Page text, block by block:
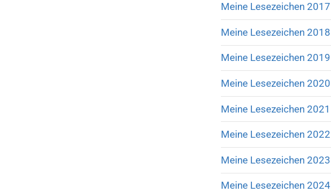
Meine Lesezeichen 2017
Meine Lesezeichen 2018
Meine Lesezeichen 2019
Meine Lesezeichen 2020
Meine Lesezeichen 2021
Meine Lesezeichen 2022
Meine Lesezeichen 2023
Meine Lesezeichen 2024